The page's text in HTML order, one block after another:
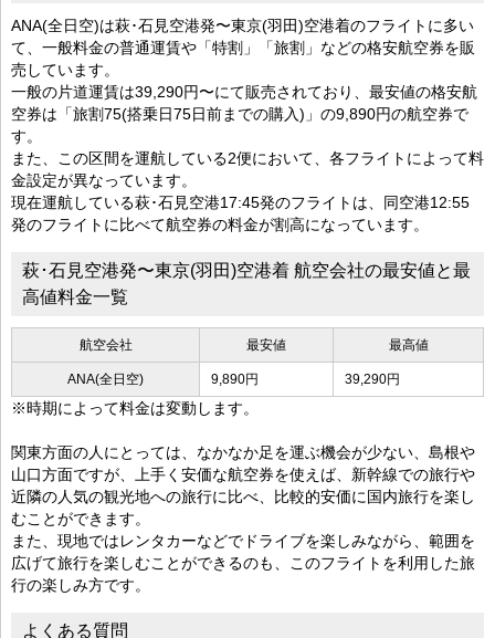
ANA(全日空)は萩･石見空港発〜東京(羽田)空港着のフライトに多い
て、一般料金の普通運賃や「特割」「旅割」などの格安航空券を販
売しています。
一般の片道運賃は39,290円〜にて販売されており、最安値の格安航
空券は「旅割75(搭乗日75日前までの購入)」の9,890円の航空券で
す。
また、この区間を運航している2便において、各フライトによって料
金設定が異なっています。
現在運航している萩･石見空港17:45発のフライトは、同空港12:55
発のフライトに比べて航空券の料金が割高になっています。
萩･石見空港発〜東京(羽田)空港着 航空会社の最安値と最
高値料金一覧
航空会社 最安値 最高値
ANA(全日空) 9,890円 39,290円
※時期によって料金は変動します。
関東方面の人にとっては、なかなか足を運ぶ機会が少ない、島根や
山口方面ですが、上手く安価な航空券を使えば、新幹線での旅行や
近隣の人気の観光地への旅行に比べ、比較的安価に国内旅行を楽し
むことができます。
また、現地ではレンタカーなどでドライブを楽しみながら、範囲を
広げて旅行を楽しむことができるのも、このフライトを利用した旅
行の楽しみ方です。
よくある質問